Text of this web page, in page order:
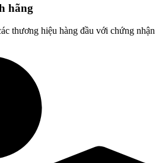
hãng
thương hiệu hàng đầu với chứng nhận